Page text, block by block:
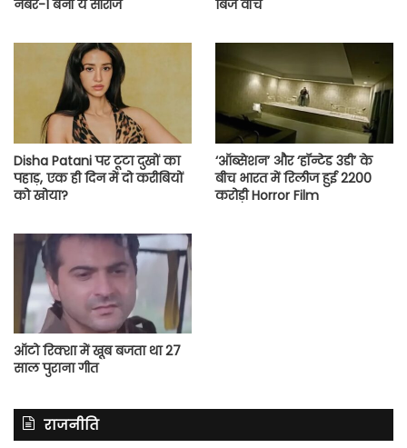
नंबर-1 बनी ये सीरीज
बिंज वॉच
Disha Patani पर टूटा दुखों का
पहाड़, एक ही दिन में दो करीबियों
को खोया?
‘ऑब्सेशन’ और ‘हॉन्टेड 3डी’ के
बीच भारत में रिलीज हुई 2200
करोड़ी Horror Film
ऑटो रिक्शा में खूब बजता था 27
साल पुराना गीत
राजनीति